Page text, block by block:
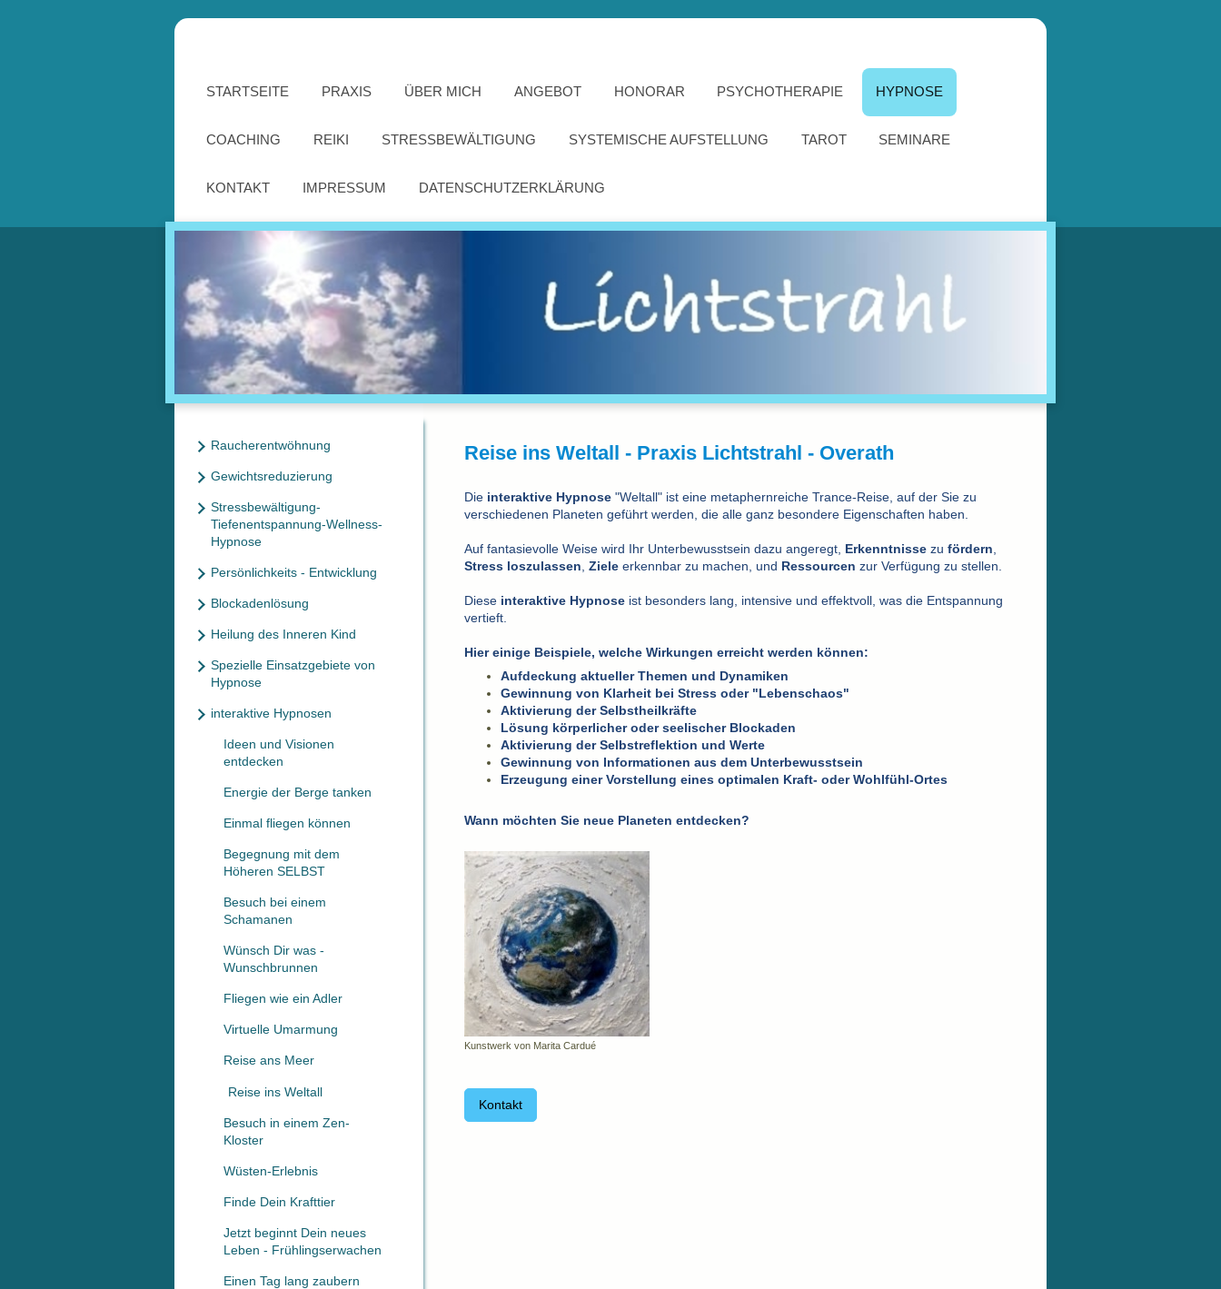
STARTSEITE PRAXIS ÜBER MICH ANGEBOT HONORAR PSYCHOTHERAPIE HYPNOSE
COACHING REIKI STRESSBEWÄLTIGUNG SYSTEMISCHE AUFSTELLUNG TAROT SEMINARE
KONTAKT IMPRESSUM DATENSCHUTZERKLÄRUNG
Reise ins Weltall - Praxis Lichtstrahl - Overath
Die interaktive Hypnose"Weltall" ist eine metaphernreiche Trance-Reise, auf der Sie zu
verschiedenen Planeten geführt werden, die alle ganz besondere Eigenschaften haben.
Auf fantasievolle Weise wird Ihr Unterbewusstsein dazu angeregt, Erkenntnissezu fördern
Stress loszulassen Zieleerkennbar zu machen, und Ressourcen zur Verfügung zu stellen.
Diese interaktive Hypnoseist besonders lang, intensive und effektvoll, was die Entspannung
vertieft.
Hier einige Beispiele, welche Wirkungen erreicht werden können:
Aufdeckung aktueller Themen und Dynamiken
Gewinnung von Klarheit bei Stress oder "Lebenschaos"
Aktivierung der Selbstheilkräfte
Lösung körperlicher oder seelischer Blockaden
Aktivierung der Selbstreflektion und Werte
Gewinnung von Informationen aus dem Unterbewusstsein
Erzeugung einer Vorstellung eines optimalen Kraft- oder Wohlfühl-Ortes
Wann möchten Sie neue Planeten entdecken?
Kunstwerk von Marita Cardué
Kontakt
Raucherentwöhnung
Gewichtsreduzierung
Stressbewältigung-
Tiefenentspannung-Wellness-
Hypnose
Persönlichkeits - Entwicklung
Blockadenlösung
Heilung des Inneren Kind
Spezielle Einsatzgebiete von
Hypnose
interaktive Hypnosen
Ideen und Visionen
entdecken
Energie der Berge tanken
Einmal fliegen können
Begegnung mit dem
Höheren SELBST
Besuch bei einem
Schamanen
Wünsch Dir was -
Wunschbrunnen
Fliegen wie ein Adler
Virtuelle Umarmung
Reise ans Meer
Reise ins Weltall
Besuch in einem Zen-
Kloster
Wüsten-Erlebnis
Finde Dein Krafttier
Jetzt beginnt Dein neues
Leben - Frühlingserwachen
Einen Tag lang zaubern